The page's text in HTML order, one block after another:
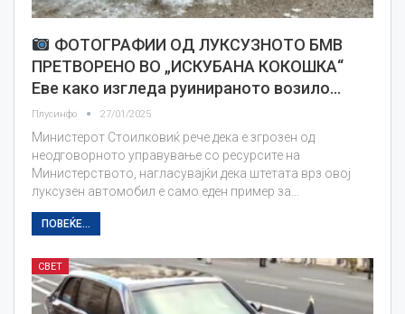
ФОТОГРАФИИ ОД ЛУКСУЗНОТО БМВ
ПРЕТВОРЕНО ВО „ИСКУБАНА КОКОШКА“
Еве како изгледа руинираното возило…
Плусинфо 27/01/2025
Министерот Стoилковиќ рече дека е згрозен од
неодговорното управување со ресурсите на
Министерството, нагласувајќи дека штетата врз овој
луксузен автомобил е само еден пример за…
ПОВЕЌЕ...
СВЕТ